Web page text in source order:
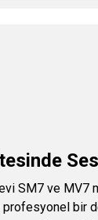
SM7 ve MV7
profesyonel bir